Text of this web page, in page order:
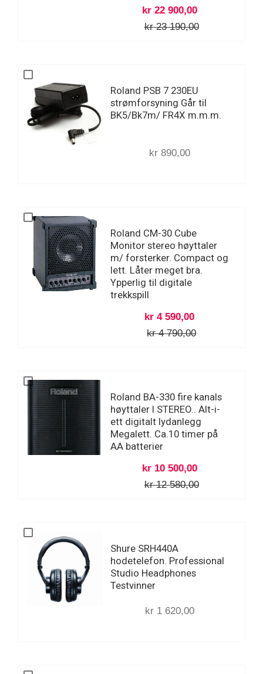
kr 22 900,00
kr 23 190,00
Roland PSB 7 230EU
strømforsyning Går til
BK5/Bk7m/ FR4X m.m.m.
kr 890,00
Roland CM-30 Cube
Monitor stereo høyttaler
m/ forsterker. Compact og
lett. Låter meget bra.
Ypperlig til digitale
trekkspill
kr 4 590,00
kr 4 790,00
Roland BA-330 fire kanals
høyttaler I STEREO.. Alt-i-
ett digitalt lydanlegg
Megalett. Ca.10 timer på
AA batterier
kr 10 500,00
kr 12 580,00
Shure SRH440A
hodetelefon. Professional
Studio Headphones
Testvinner
kr 1 620,00